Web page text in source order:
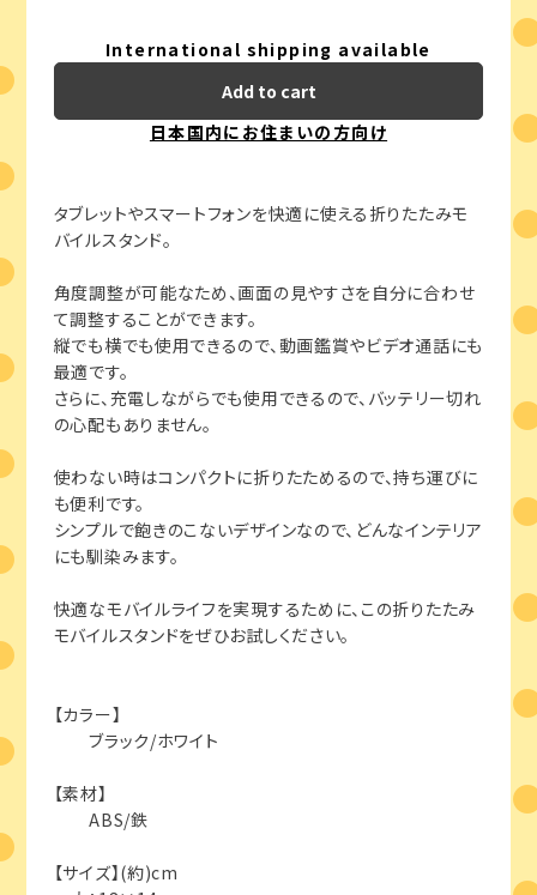
International shipping available
Add to cart
日本国内にお住まいの方向け
タブレットやスマートフォンを快適に使える折りたたみモ
バイルスタンド。
角度調整が可能なため、画面の見やすさを自分に合わせ
て調整することができます。
縦でも横でも使用できるので、動画鑑賞やビデオ通話にも
最適です。
さらに、充電しながらでも使用できるので、バッテリー切れ
の心配もありません。
使わない時はコンパクトに折りたためるので、持ち運びに
も便利です。
シンプルで飽きのこないデザインなので、どんなインテリア
にも馴染みます。
快適なモバイルライフを実現するために、この折りたたみ
モバイルスタンドをぜひお試しください。
【カラー】
ブラック/ホワイト
【素材】
ABS/鉄
【サイズ】(約)cm